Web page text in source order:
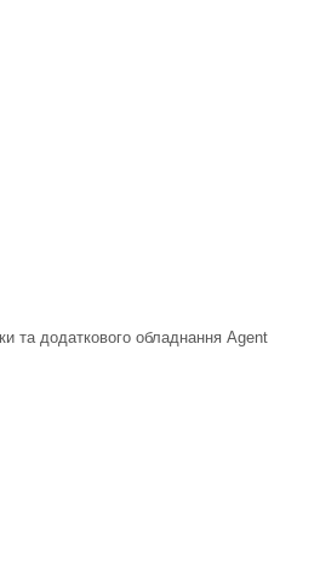
та додаткового обладнання Agent